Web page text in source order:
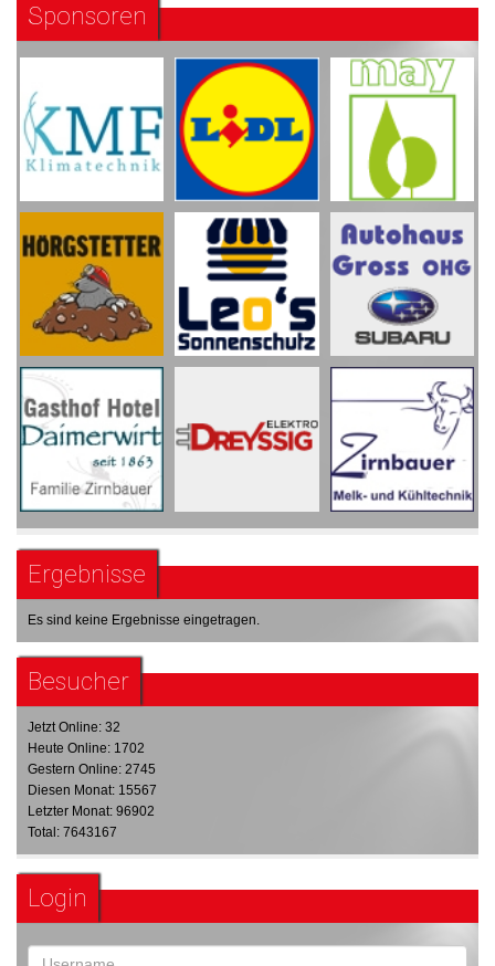
Sponsoren
Ergebnisse
Es sind keine Ergebnisse eingetragen.
Besucher
Jetzt Online: 32
Heute Online: 1702
Gestern Online: 2745
Diesen Monat: 15567
Letzter Monat: 96902
Total: 7643167
Login